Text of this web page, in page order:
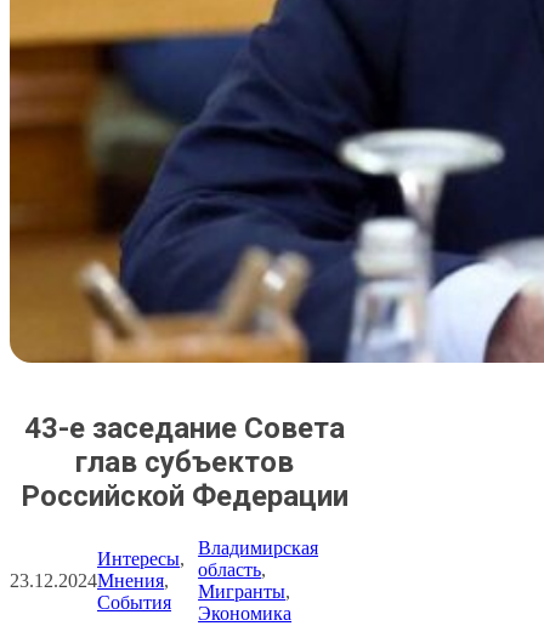
43-е заседание Совета
глав субъектов
Российской Федерации
23.12.2024
Интересы
Мнения
События
Владимирская
область
Мигранты
Экономика